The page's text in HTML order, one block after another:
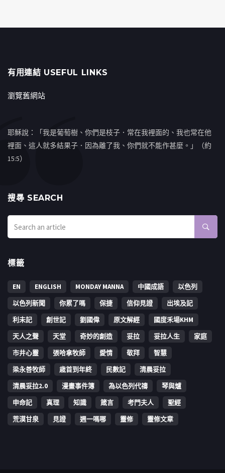
有用連結 USEFUL LINKS
瀏覽舊網站
耶穌說：「我是葡萄樹、你們是枝子．常在我裡面的、我也常在他
裡面、這人就多結果子．因為離了我、你們就不能作甚麼。」（約
15:5）
搜㝷 SEARCH
標籤
EN ENGLISH MONDAY MANNA 中國成語
以色列
以色列新聞
你累了嗎 保捷 信仰見證
出埃及記
利未記
創世記 劉國偉 原文解經
國度禾場KHM
天人之聲
天堂 奇妙的創造 妥拉 妥拉人生
家庭
市井心靈
張哈拿牧師 愛情 敬拜
智慧
梁永善牧師
歳首到年終 民數記
清晨妥拉
清晨妥拉2.0
漫畫事件簿 為以色列代禱
琴與爐
申命記
真理 知識 箴言 考門夫人
聖經
荒漠甘泉
見證 週一嗎哪 靈修 靈修文章